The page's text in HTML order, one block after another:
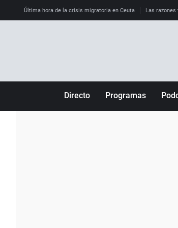
Última hora de la crisis migratoria en Ceuta Las
Directo Programas